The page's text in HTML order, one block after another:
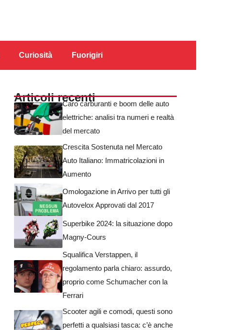
Curiosità Fuorigiri
Articoli recentiCaro carburanti e boom delle auto
elettriche: analisi tra numeri e realtà
del mercato
Crescita Sostenuta nel Mercato
Auto Italiano: Immatricolazioni in
Aumento
Omologazione in Arrivo per tutti gli
Autovelox Approvati dal 2017
Superbike 2024: la situazione dopo
Magny-Cours
Squalifica Verstappen, il
regolamento parla chiaro: assurdo,
proprio come Schumacher con la
Ferrari
Scooter agili e comodi, questi sono
perfetti a qualsiasi tasca: c’è anche